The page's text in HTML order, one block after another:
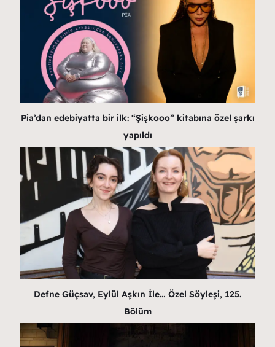
Pia’dan edebiyatta bir ilk: “Şişkooo” kitabına özel şarkı
yapıldı
Defne Güçsav, Eylül Aşkın İle… Özel Söyleşi, 125.
Bölüm